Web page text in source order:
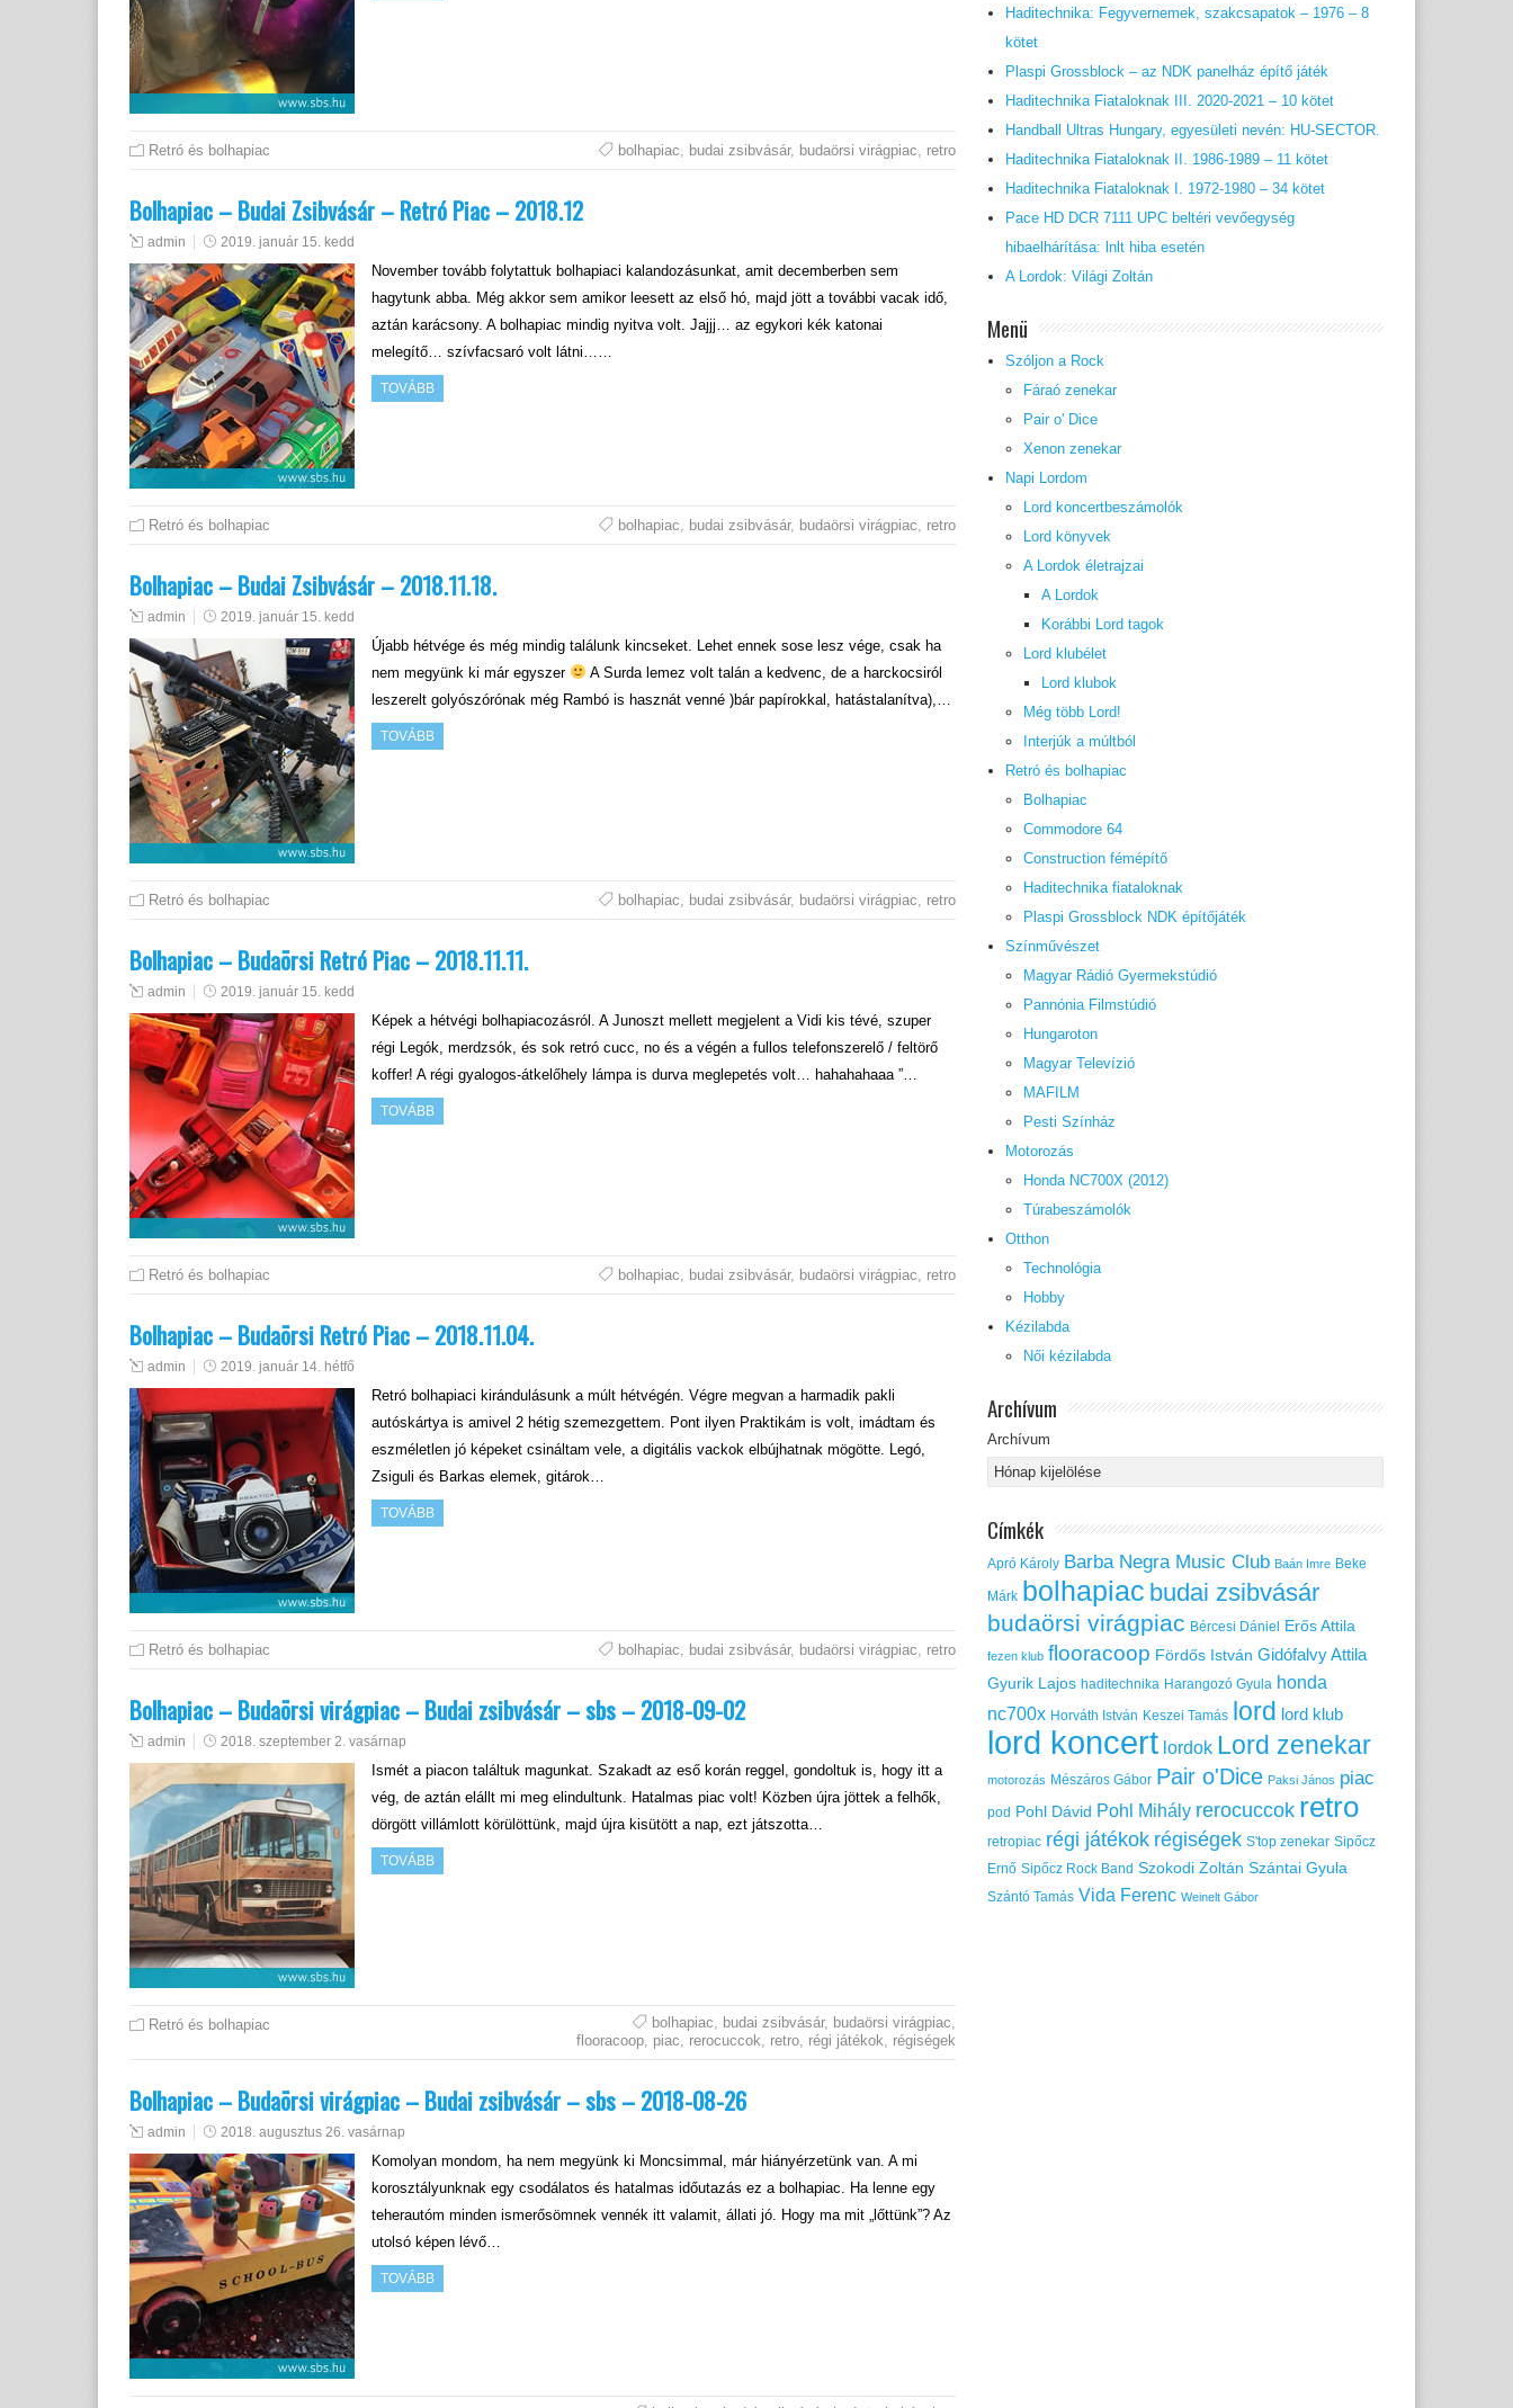
Retró és bolhapiac bolhapiac, budai zsibvásár, budaörsi virágpiac, retro
Bolhapiac – Budai Zsibvásár – Retró Piac – 2018.12
admin 2019. január 15. kedd
November tovább folytattuk bolhapiaci kalandozásunkat, amit decemberben sem
hagytunk abba. Még akkor sem amikor leesett az első hó, majd jött a további vacak idő,
aztán karácsony. A bolhapiac mindig nyitva volt. Jajjj… az egykori kék katonai
melegítő… szívfacsaró volt látni……
TOVÁBB
Retró és bolhapiac bolhapiac, budai zsibvásár, budaörsi virágpiac, retro
Bolhapiac – Budai Zsibvásár – 2018.11.18.
admin 2019. január 15. kedd
Újabb hétvége és még mindig találunk kincseket. Lehet ennek sose lesz vége, csak ha
nem megyünk ki már egyszer
A Surda lemez volt talán a kedvenc, de a harckocsiról
leszerelt golyószórónak még Rambó is hasznát venné )bár papírokkal, hatástalanítva),…
TOVÁBB
Retró és bolhapiac bolhapiac, budai zsibvásár, budaörsi virágpiac, retro
Bolhapiac – Budaörsi Retró Piac – 2018.11.11.
admin 2019. január 15. kedd
Képek a hétvégi bolhapiacozásról. A Junoszt mellett megjelent a Vidi kis tévé, szuper
régi Legók, merdzsók, és sok retró cucc, no és a végén a fullos telefonszerelő / feltörő
koffer! A régi gyalogos-átkelőhely lámpa is durva meglepetés volt… hahahahaaa ”…
TOVÁBB
Retró és bolhapiac bolhapiac, budai zsibvásár, budaörsi virágpiac, retro
Bolhapiac – Budaörsi Retró Piac – 2018.11.04.
admin 2019. január 14. hétfő
Retró bolhapiaci kirándulásunk a múlt hétvégén. Végre megvan a harmadik pakli
autóskártya is amivel 2 hétig szemezgettem. Pont ilyen Praktikám is volt, imádtam és
eszméletlen jó képeket csináltam vele, a digitális vackok elbújhatnak mögötte. Legó,
Zsiguli és Barkas elemek, gitárok…
TOVÁBB
Retró és bolhapiac bolhapiac, budai zsibvásár, budaörsi virágpiac, retro
Bolhapiac – Budaörsi virágpiac – Budai zsibvásár – sbs – 2018-09-02
admin 2018. szeptember 2. vasárnap
Ismét a piacon találtuk magunkat. Szakadt az eső korán reggel, gondoltuk is, hogy itt a
vég, de aztán elállt mi meg elindultunk. Hatalmas piac volt! Közben újra jöttek a felhők,
dörgött villámlott körülöttünk, majd újra kisütött a nap, ezt játszotta…
TOVÁBB
Retró és bolhapiac bolhapiac, budai zsibvásár, budaörsi virágpiac,
flooracoop, piac, rerocuccok, retro, régi játékok, régiségek
Bolhapiac – Budaörsi virágpiac – Budai zsibvásár – sbs – 2018-08-26
admin 2018. augusztus 26. vasárnap
Komolyan mondom, ha nem megyünk ki Moncsimmal, már hiányérzetünk van. A mi
korosztályunknak egy csodálatos és hatalmas időutazás ez a bolhapiac. Ha lenne egy
teherautóm minden ismerősömnek vennék itt valamit, állati jó. Hogy ma mit „lőttünk”? Az
utolsó képen lévő…
TOVÁBB
Haditechnika: Fegyvernemek, szakcsapatok – 1976 – 8
kötet
Plaspi Grossblock – az NDK panelház építő játék
Haditechnika Fiataloknak III. 2020-2021 – 10 kötet
Handball Ultras Hungary, egyesületi nevén: HU-SECTOR.
Haditechnika Fiataloknak II. 1986-1989 – 11 kötet
Haditechnika Fiataloknak I. 1972-1980 – 34 kötet
Pace HD DCR 7111 UPC beltéri vevőegység
hibaelhárítása: lnlt hiba esetén
A Lordok: Világi Zoltán
Menü
Szóljon a Rock
Fáraó zenekar
Pair o' Dice
Xenon zenekar
Napi Lordom
Lord koncertbeszámolók
Lord könyvek
A Lordok életrajzai
A Lordok
Korábbi Lord tagok
Lord klubélet
Lord klubok
Még több Lord!
Interjúk a múltból
Retró és bolhapiac
Bolhapiac
Commodore 64
Construction fémépítő
Haditechnika fiataloknak
Plaspi Grossblock NDK építőjáték
Színművészet
Magyar Rádió Gyermekstúdió
Pannónia Filmstúdió
Hungaroton
Magyar Televízió
MAFILM
Pesti Színház
Motorozás
Honda NC700X (2012)
Túrabeszámolók
Otthon
Technológia
Hobby
Kézilabda
Női kézilabda
Archívum
Archívum
Címkék
Apró Károly Barba Negra Music Club Baán Imre Beke
Márk bolhapiac budai zsibvásár
budaörsi virágpiac Bércesi Dániel Erős Attila
fezen klub flooracoop Fördős István Gidófalvy Attila
Gyurik Lajos haditechnika Harangozó Gyula honda
nc700x Horváth István Keszei Tamás lord lord klub
lord koncert lordok Lord zenekar
motorozás Mészáros Gábor Pair o'Dice Paksi János piac
pod Pohl Dávid Pohl Mihály rerocuccok retro
retropiac régi játékok régiségek S'top zenekar Sipőcz
Ernő Sipőcz Rock Band Szokodi Zoltán Szántai Gyula
Szántó Tamás Vida Ferenc Weinelt Gábor